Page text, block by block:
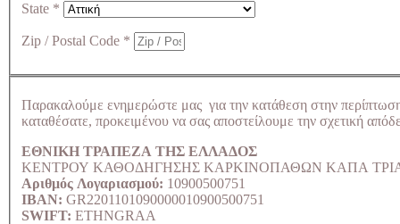
State *
Zip / Postal Code *
Παρακαλούμε ενημερώστε μας για την κατάθεση στην
καταθέσατε, προκειμένου να σας αποστείλουμε την σχετική
ΕΘΝΙΚΗ ΤΡΑΠΕΖΑ ΤΗΣ ΕΛΛΑΔΟΣ
ΚΕΝΤΡΟΥ ΚΑΘΟΔΗΓΗΣΗΣ ΚΑΡΚΙΝΟΠΑΘΩΝ ΚΑΠΑ
Αριθμός Λογαριασμού: 10900500751
IBAN: GR2201101090000010900500751
SWIFT: ETHNGRAA